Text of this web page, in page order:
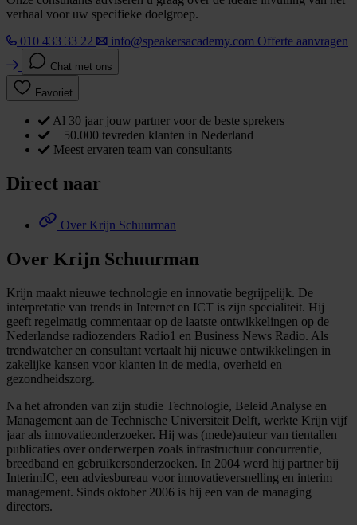
verhaal voor uw specifieke doelgroep.
010 433 33 22
info@speakersacademy.com Offerte aanvragen
Chat met ons
Favoriet
Al 30 jaar jouw partner voor de beste sprekers
+ 50.000 tevreden klanten in Nederland
Meest ervaren team van consultants
Direct naar
Over Krijn Schuurman
Over Krijn Schuurman
Krijn maakt nieuwe technologie en innovatie begrijpelijk. De
interpretatie van trends in Internet en ICT is zijn specialiteit. Hij
geeft regelmatig commentaar op de laatste ontwikkelingen op de
Nederlandse radiozenders Radio1 en Business News Radio. Als
trendwatcher en consultant vertaalt hij nieuwe ontwikkelingen in
zakelijke kansen voor klanten in de media, overheid en
gezondheidszorg.
Na het afronden van zijn studie Technologie, Beleid Analyse en
Management aan de Technische Universiteit Delft, werkte Krijn vijf
jaar als innovatieonderzoeker. Hij was (mede)auteur van tientallen
publicaties over onderwerpen zoals infrastructuur concurrentie,
breedband en gebruikersonderzoeken. In 2004 werd hij partner bij
InterimIC, een adviesbureau voor innovatieversnelling en interim
management. Sinds oktober 2006 is hij een van de managing
directors.